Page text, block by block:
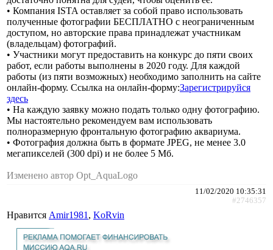
• Компания ISTA оставляет за собой право использовать
полученные фoтографии БЕСПЛАТНО с неограниченным
доступом, но авторские права принадлежат участникам
(владельцам) фoтографий.
• Участники могут предоставить на конкурс до пяти своих
работ, если работы выполнены в 2020 году. Для каждой
работы (из пяти возможных) необходимо заполнить на сайте
онлайн-форму. Ссылка на онлайн-форму:Зарегистрируйся
здесь
• На каждую заявку можно подать только одну фoтографию.
Мы настоятельно рекомендуем вам использовать
полноразмерную фронтальную фoтографию аквариума.
• Фoтография должна быть в формате JPEG, не менее 3.0
мегапикселей (300 dpi) и не более 5 Мб.
Изменено автор Opt_AquaLogo
11/02/2020 10:35:31
#2746357
Нравится Amir1981 , KoRvin